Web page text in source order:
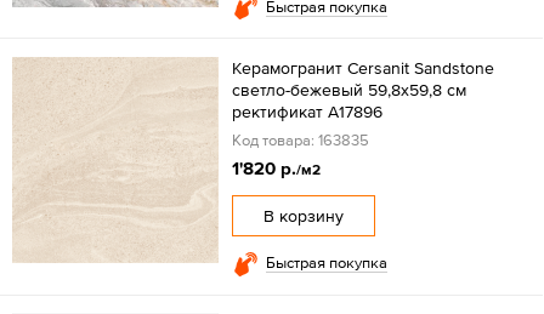
Быстрая покупка
Керамогранит Cersanit Sandstone
светло-бежевый 59,8x59,8 см
ректификат A17896
Код товара: 163835
1'820 р./м2
В корзину
Быстрая покупка